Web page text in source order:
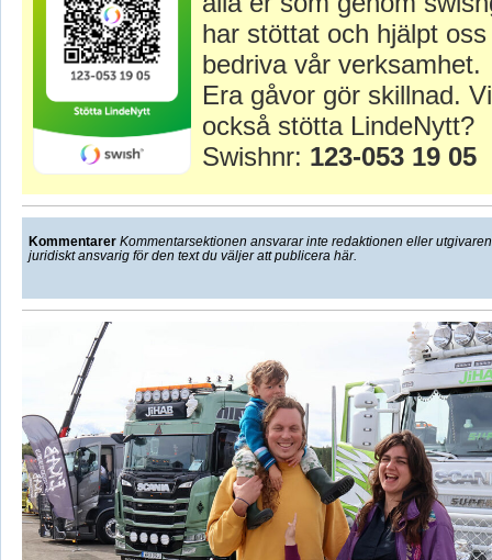
har stöttat och hjälpt
bedriva vår verksamhet.
Era gåvor gör skillnad.
också stötta LindeNytt?
Swishnr: 123-053 19 05
Kommentarer Kommentarsektionen ansvarar inte redaktionen eller
juridiskt ansvarig för den text du väljer att publicera här.